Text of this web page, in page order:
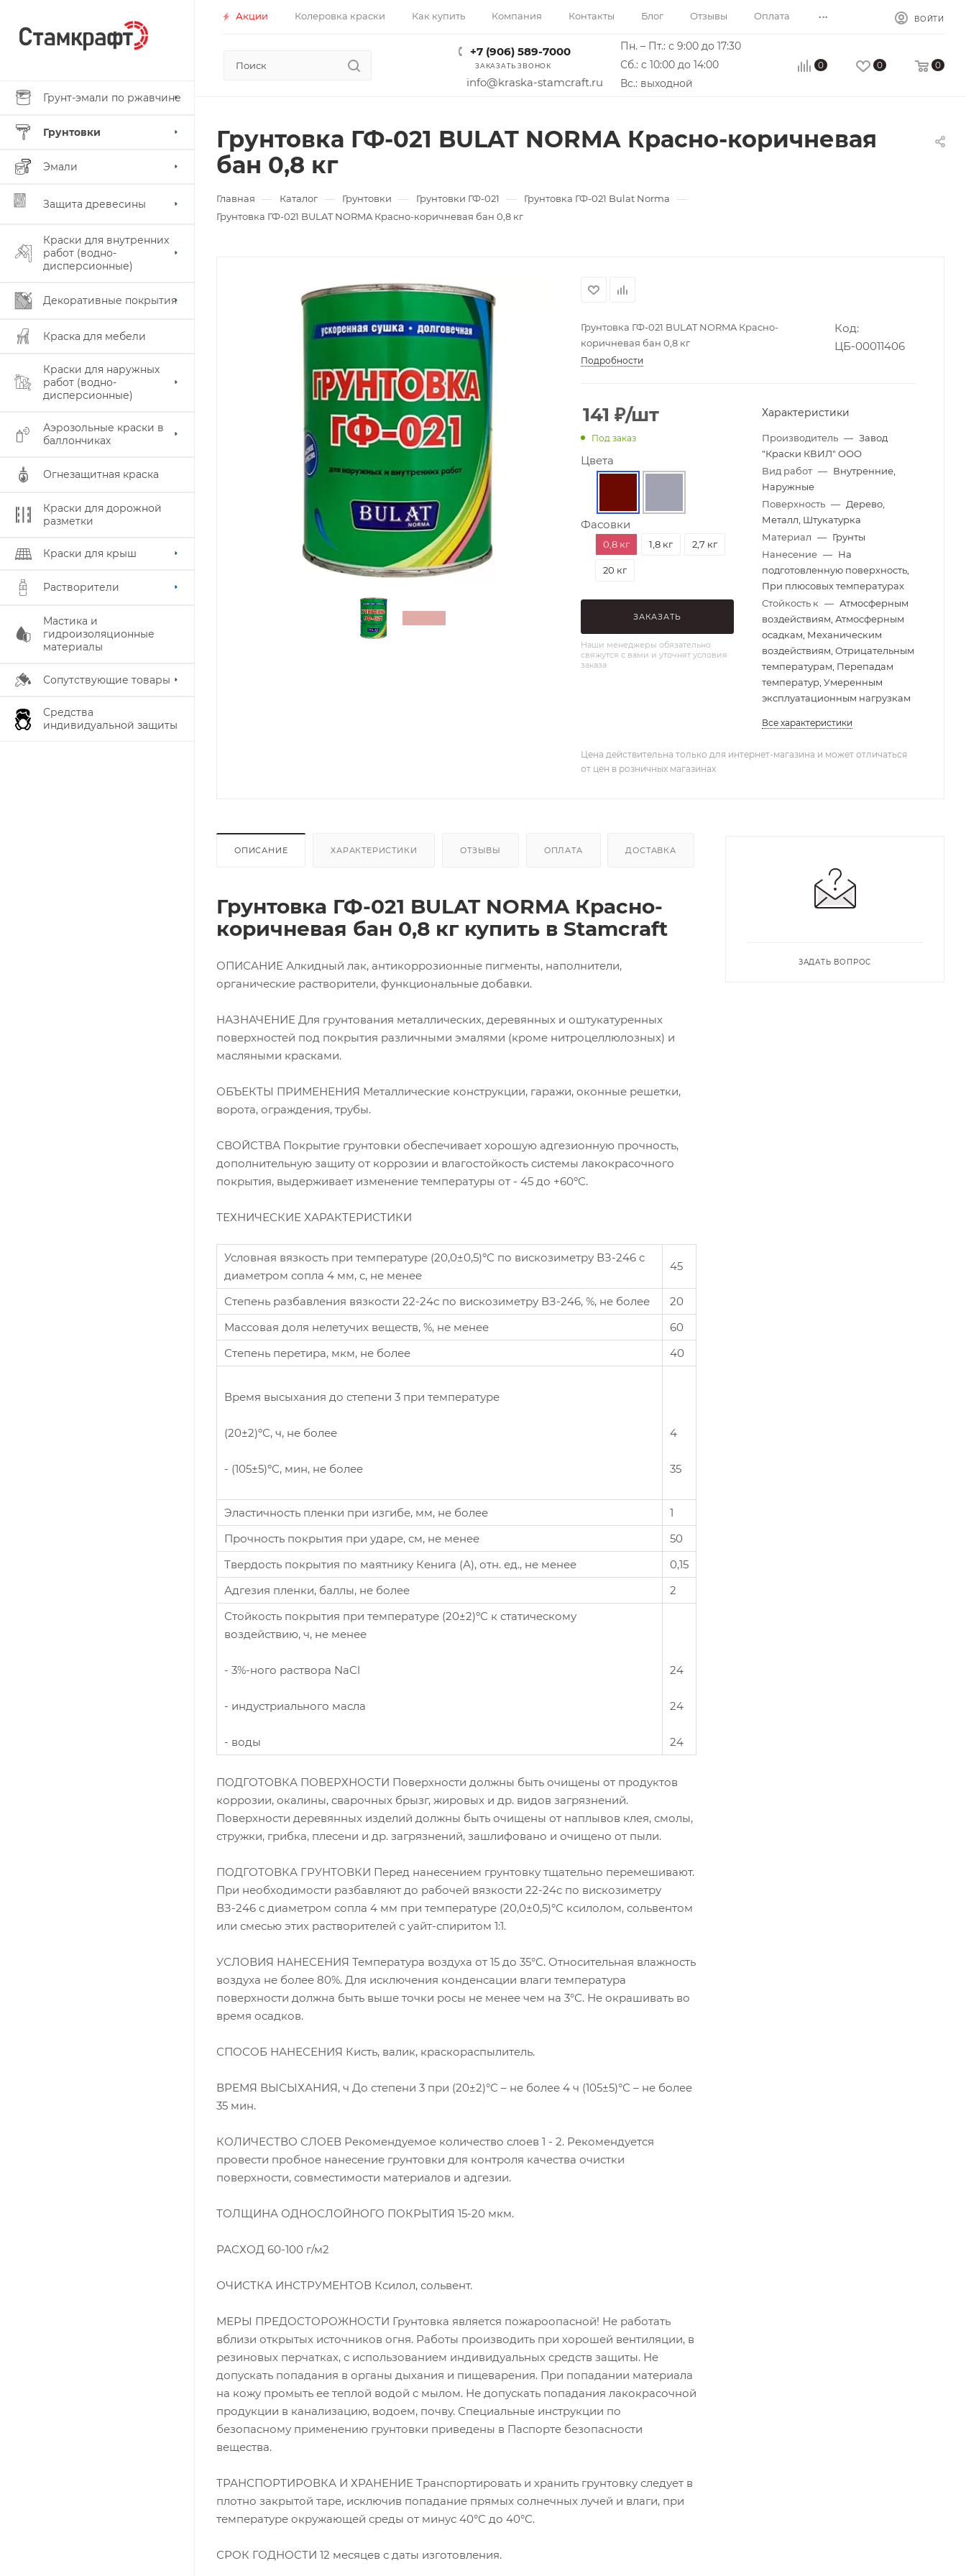
Акции Колеровка краски Как купить Компания Контакты Блог Отзывы Оплата ... ВОЙТИ
+7 (906) 589-7000
ЗАКАЗАТЬ ЗВОНОК
info@kraska-stamcraft.ru
Пн. – Пт.: с 9:00 до 17:30
Сб.: с 10:00 до 14:00
Вс.: выходной
0 0 0
Грунт-эмали по ржавчине
Грунтовки
Эмали
Защита древесины
Краски для внутренних
работ (водно-
дисперсионные)
Декоративные покрытия
Краска для мебели
Краски для наружных
работ (водно-
дисперсионные)
Аэрозольные краски в
баллончиках
Огнезащитная краска
Краски для дорожной
разметки
Краски для крыш
Растворители
Мастика и
гидроизоляционные
материалы
Сопутствующие товары
Средства
индивидуальной защиты
Грунтовка ГФ-021 BULAT NORMA Красно-коричневая
бан 0,8 кг
Главная — Каталог — Грунтовки — Грунтовки ГФ-021 — Грунтовка ГФ-021 Bulat Norma —
Грунтовка ГФ-021 BULAT NORMA Красно-коричневая бан 0,8 кг
Грунтовка ГФ-021 BULAT NORMA Красно-
коричневая бан 0,8 кг
Подробности
Код:
ЦБ-00011406
141 ₽/шт
Под заказ
Цвета
Фасовки
0,8 кг 1,8 кг 2,7 кг
20 кг
ЗАКАЗАТЬ
Наши менеджеры обязательно
свяжутся с вами и уточнят условия
заказа
Характеристики
Производитель — Завод
"Краски КВИЛ" ООО
Вид работ — Внутренние,
Наружные
Поверхность — Дерево,
Металл, Штукатурка
Материал — Грунты
Нанесение — На
подготовленную поверхность,
При плюсовых температурах
Стойкость к — Атмосферным
воздействиям, Атмосферным
осадкам, Механическим
воздействиям, Отрицательным
температурам, Перепадам
температур, Умеренным
эксплуатационным нагрузкам
Все характеристики
Цена действительна только для интернет-магазина и может отличаться
от цен в розничных магазинах
ОПИСАНИЕ ХАРАКТЕРИСТИКИ ОТЗЫВЫ ОПЛАТА ДОСТАВКА
Грунтовка ГФ-021 BULAT NORMA Красно-
коричневая бан 0,8 кг купить в Stamcraft
ОПИСАНИЕ Алкидный лак, антикоррозионные пигменты, наполнители,
органические растворители, функциональные добавки.
НАЗНАЧЕНИЕ Для грунтования металлических, деревянных и оштукатуренных
поверхностей под покрытия различными эмалями (кроме нитроцеллюлозных) и
масляными красками.
ОБЪЕКТЫ ПРИМЕНЕНИЯ Металлические конструкции, гаражи, оконные решетки,
ворота, ограждения, трубы.
СВОЙСТВА Покрытие грунтовки обеспечивает хорошую адгезионную прочность,
дополнительную защиту от коррозии и влагостойкость системы лакокрасочного
покрытия, выдерживает изменение температуры от - 45 до +60ºС.
ТЕХНИЧЕСКИЕ ХАРАКТЕРИСТИКИ
Условная вязкость при температуре (20,0±0,5)ºС по вискозиметру ВЗ-246 с
диаметром сопла 4 мм, с, не менее
45
Степень разбавления вязкости 22-24с по вискозиметру ВЗ-246, %, не более
20
Массовая доля нелетучих веществ, %, не менее
60
Степень перетира, мкм, не более
40
Время высыхания до степени 3 при температуре
(20±2)ºС, ч, не более
- (105±5)ºС, мин, не более
4
35
Эластичность пленки при изгибе, мм, не более
1
Прочность покрытия при ударе, см, не менее
50
Твердость покрытия по маятнику Кенига (А), отн. ед., не менее
0,15
Адгезия пленки, баллы, не более
2
Стойкость покрытия при температуре (20±2)ºС к статическому
воздействию, ч, не менее
- 3%-ного раствора NaCl
- индустриального масла
- воды
24
24
24
ПОДГОТОВКА ПОВЕРХНОСТИ Поверхности должны быть очищены от продуктов
коррозии, окалины, сварочных брызг, жировых и др. видов загрязнений.
Поверхности деревянных изделий должны быть очищены от наплывов клея, смолы,
стружки, грибка, плесени и др. загрязнений, зашлифовано и очищено от пыли.
ПОДГОТОВКА ГРУНТОВКИ Перед нанесением грунтовку тщательно перемешивают.
При необходимости разбавляют до рабочей вязкости 22-24с по вискозиметру
ВЗ-246 с диаметром сопла 4 мм при температуре (20,0±0,5)°С ксилолом, сольвентом
или смесью этих растворителей с уайт-спиритом 1:1.
УСЛОВИЯ НАНЕСЕНИЯ Температура воздуха от 15 до 35°С. Относительная влажность
воздуха не более 80%. Для исключения конденсации влаги температура
поверхности должна быть выше точки росы не менее чем на 3°С. Не окрашивать во
время осадков.
СПОСОБ НАНЕСЕНИЯ Кисть, валик, краскораспылитель.
ВРЕМЯ ВЫСЫХАНИЯ, ч До степени 3 при (20±2)°С – не более 4 ч (105±5)°С – не более
35 мин.
КОЛИЧЕСТВО СЛОЕВ Рекомендуемое количество слоев 1 - 2. Рекомендуется
провести пробное нанесение грунтовки для контроля качества очистки
поверхности, совместимости материалов и адгезии.
ТОЛЩИНА ОДНОСЛОЙНОГО ПОКРЫТИЯ 15-20 мкм.
РАСХОД 60-100 г/м2
ОЧИСТКА ИНСТРУМЕНТОВ Ксилол, сольвент.
МЕРЫ ПРЕДОСТОРОЖНОСТИ Грунтовка является пожароопасной! Не работать
вблизи открытых источников огня. Работы производить при хорошей вентиляции, в
резиновых перчатках, с использованием индивидуальных средств защиты. Не
допускать попадания в органы дыхания и пищеварения. При попадании материала
на кожу промыть ее теплой водой с мылом. Не допускать попадания лакокрасочной
продукции в канализацию, водоем, почву. Специальные инструкции по
безопасному применению грунтовки приведены в Паспорте безопасности
вещества.
ТРАНСПОРТИРОВКА И ХРАНЕНИЕ Транспортировать и хранить грунтовку следует в
плотно закрытой таре, исключив попадание прямых солнечных лучей и влаги, при
температуре окружающей среды от минус 40°С до 40°С.
СРОК ГОДНОСТИ 12 месяцев с даты изготовления.
ЗАДАТЬ ВОПРОС